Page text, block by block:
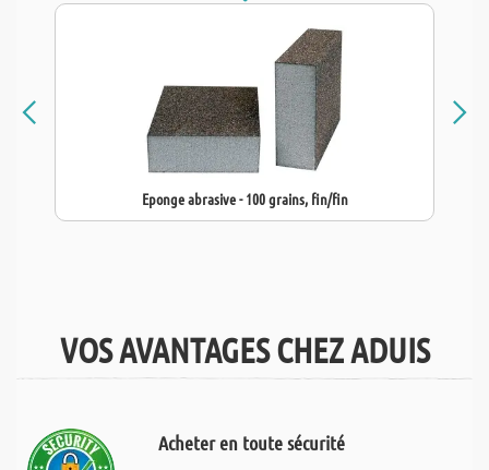
Eponge abrasive - 100 grains, fin/fin
VOS AVANTAGES CHEZ ADUIS
Acheter en toute sécurité